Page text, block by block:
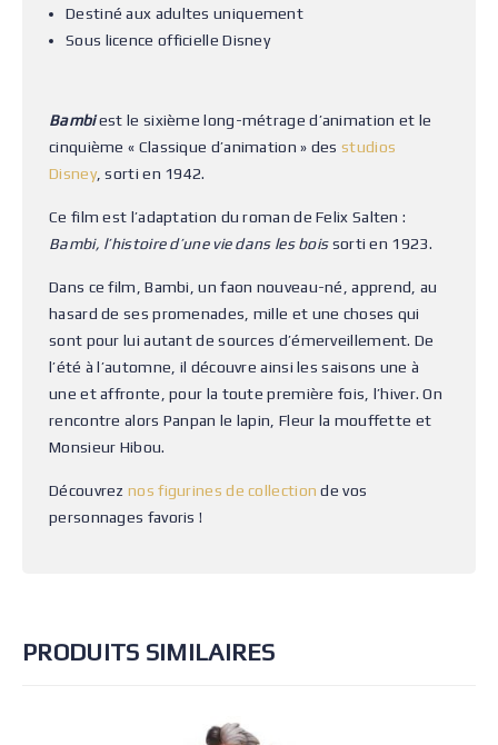
Destiné aux adultes uniquement
Sous licence officielle Disney
Bambiest le sixième long-métrage d’animation et le
cinquième « Classique d’animation » desstudios
Disney, sorti en 1942.
Ce film est l’adaptation du roman de Felix Salten :
Bambi, l’histoire d’une vie dans les boissorti en 1923.
Dans ce film, Bambi, un faon nouveau-né, apprend, au
hasard de ses promenades, mille et une choses qui
sont pour lui autant de sources d’émerveillement. De
l’été à l’automne, il découvre ainsi les saisons une à
une et affronte, pour la toute première fois, l’hiver. On
rencontre alors Panpan le lapin, Fleur la mouffette et
Monsieur Hibou.
Découvrez nos figurines de collection de vos
personnages favoris !
PRODUITS SIMILAIRES